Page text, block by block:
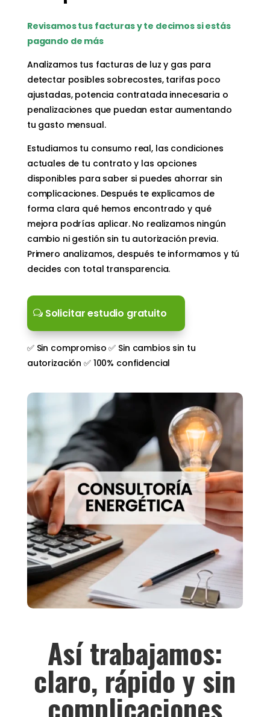
Revisamos tus facturas y te decimos si estás
pagando de más
Analizamos tus facturas de luz y gas para
detectar posibles sobrecostes, tarifas poco
ajustadas, potencia contratada innecesaria o
penalizaciones que puedan estar aumentando
tu gasto mensual.
Estudiamos tu consumo real, las condiciones
actuales de tu contrato y las opciones
disponibles para saber si puedes ahorrar sin
complicaciones. Después te explicamos de
forma clara qué hemos encontrado y qué
mejora podrías aplicar. No realizamos ningún
cambio ni gestión sin tu autorización previa.
Primero analizamos, después te informamos y tú
decides con total transparencia.
Solicitar estudio gratuito
✅ Sin compromiso ✅ Sin cambios sin tu
autorización ✅ 100% confidencial
Así trabajamos:
claro, rápido y sin
complicaciones